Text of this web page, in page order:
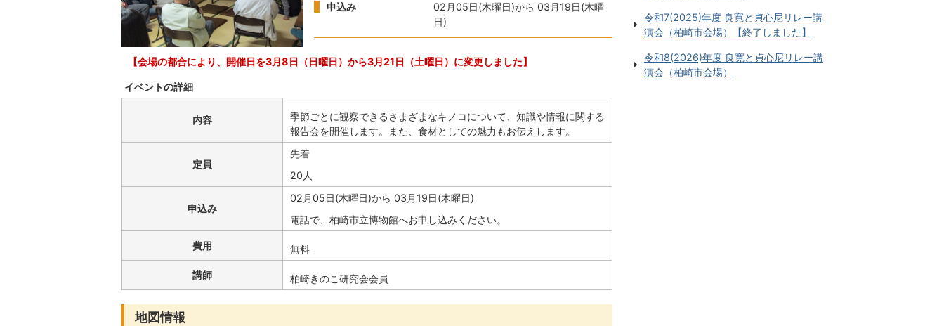
申込み
02月05日(木曜日)から 03月19日(木曜
日)
【会場の都合により、開催日を3月8日（日曜日）から3月21日（土曜日）に変更しました】
イベントの詳細
内容
季節ごとに観察できるさまざまなキノコについて、知識や情報に関する
報告会を開催します。また、食材としての魅力もお伝えします。
定員
先着
20人
申込み
02月05日(木曜日)から 03月19日(木曜日)
電話で、柏崎市立博物館へお申し込みください。
費用 無料
講師 柏崎きのこ研究会会員
地図情報
令和7(2025)年度 良寛と貞心尼リレー講
演会（柏崎市会場）【終了しました】
令和8(2026)年度 良寛と貞心尼リレー講
演会（柏崎市会場）